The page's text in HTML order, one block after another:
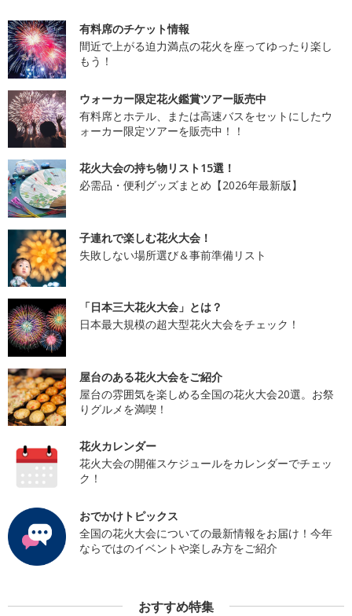
有料席のチケット情報
間近で上がる迫力満点の花火を座ってゆったり楽し
もう！
ウォーカー限定花火鑑賞ツアー販売中
有料席とホテル、または高速バスをセットにしたウ
ォーカー限定ツアーを販売中！！
花火大会の持ち物リスト15選！
必需品・便利グッズまとめ【2026年最新版】
子連れで楽しむ花火大会！
失敗しない場所選び＆事前準備リスト
「日本三大花火大会」とは？
日本最大規模の超大型花火大会をチェック！
屋台のある花火大会をご紹介
屋台の雰囲気を楽しめる全国の花火大会20選。お祭
りグルメを満喫！
花火カレンダー
花火大会の開催スケジュールをカレンダーでチェッ
ク！
おでかけトピックス
全国の花火大会についての最新情報をお届け！今年
ならではのイベントや楽しみ方をご紹介
おすすめ特集